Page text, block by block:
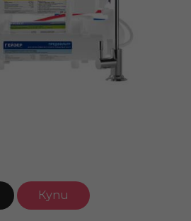
Купи